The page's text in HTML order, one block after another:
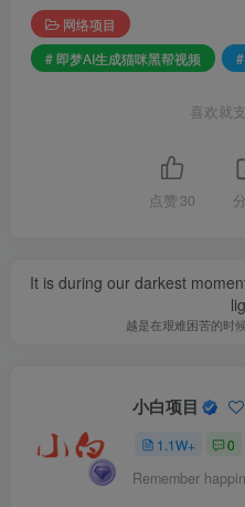
网络项目
# 即梦AI生成猫咪黑帮视频
喜欢就
点赞 30
It is during our darkest
越是在艰难困苦的时
小白项目
1.1W+ 0